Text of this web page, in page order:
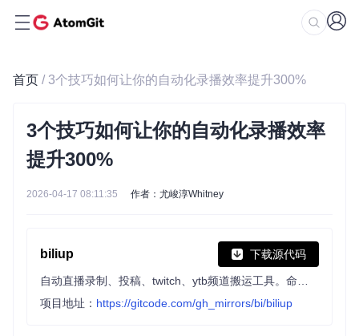
首页 / 3个技巧如何让你的自动化录播效率提升300%
3个技巧如何让你的自动化录播效率
提升300%
2026-04-17 08:11:35 作者：尤峻淳Whitney
biliup 下载源代码
项目地址： https://gitcode.com/gh_mirrors/bi/biliup